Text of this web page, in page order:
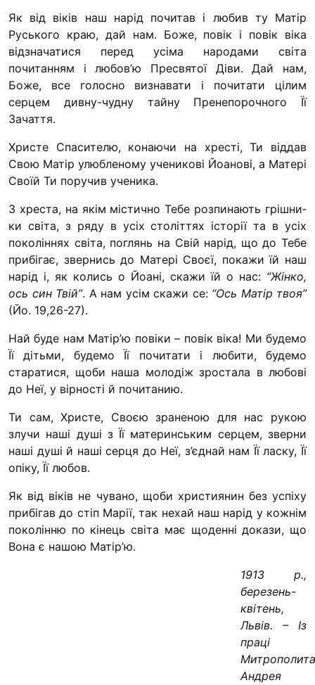
Підтримати сім’ю
Юричко
“#Усинови_ТИ”
Законодавство
Контакти
procopecj@gmail.com
Як від віків наш нарід почитав і любив ту Матір
Русь­кого краю, дай нам. Боже, повік і повік віка
відзначати­ся перед усіма народами світа
почитанням і любов’ю Пресвятої Діви. Дай нам,
Боже, все голосно визнавати і почитати цілим
серцем дивну-чудну тайну Пренепорочного Її
Зачаття.
Христе Спасителю, конаючи на хресті, Ти віддав
Свою Матір улюбленому ученикові Йоанові, а Матері
Своїй Ти поручив ученика.
З хреста, на якім містично Тебе розпинають грішни­
ки світа, з ряду в усіх століттях історії та в усіх
поколін­нях світа, поглянь на Свій нарід, що до Тебе
прибігає, звернись до Матері Своєї, покажи їй наш
нарід і, як ко­лись о Йоані, скажи їй о нас: “Жінко,
ось син Твій”. А нам усім скажи се: “Ось Матір твоя”
(Йо. 19,26-27).
Най буде нам Матір’ю повіки – повік віка! Ми будемо
Її дітьми, будемо Її почитати і любити, будемо
старати­ся, щоби наша молодіж зростала в любові
до Неї, у вір­ності й почитанию.
Ти сам, Христе, Своєю зраненою для нас рукою
злучи наші душі з Її материнським серцем, зверни
наші душі й наші серця до Неї, з’єднай нам Її ласку, Її
опіку, Її любов.
Як від віків не чувано, щоби християнин без успіху
прибігав до стіп Марії, так нехай наш нарід у кожнім
по­колінню по кінець світа має щоденні докази, що
Вона є нашою Матір’ю.
1913 р.,
березень-
квітень,
Львів. – Із
праці
Митрополита
Андрея